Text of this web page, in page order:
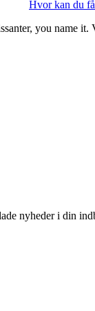
Hvor kan du
you name
nyheder i din